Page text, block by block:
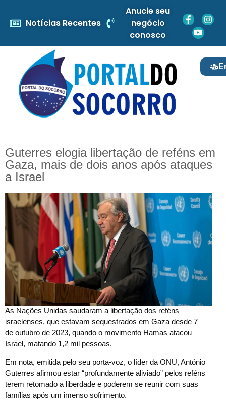
Notícias Recentes
Anucie seu
negócio
conosco
Guterres elogia libertação de reféns em
Gaza, mais de dois anos após ataques
a Israel
As Nações Unidas saudaram a libertação dos reféns
israelenses, que estavam sequestrados em Gaza desde 7
de outubro de 2023, quando o movimento Hamas atacou
Israel, matando 1,2 mil pessoas.
Em nota, emitida pelo seu porta-voz, o líder da ONU, António
Guterres afirmou estar “profundamente aliviado” pelos reféns
terem retomado a liberdade e poderem se reunir com suas
famílias após um imenso sofrimento.